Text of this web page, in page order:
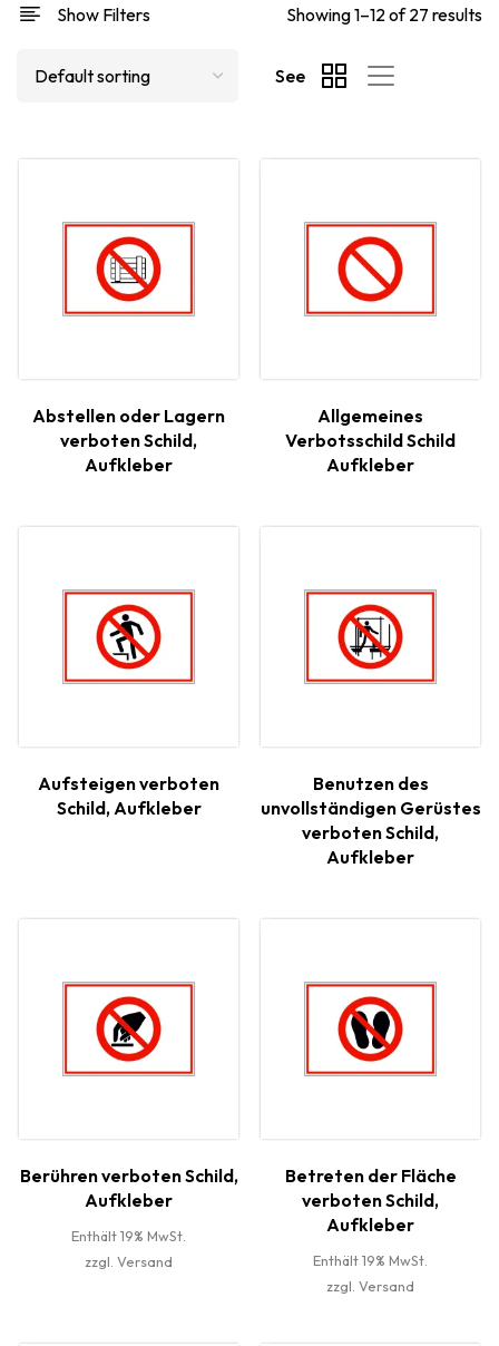
Show Filters Showing 1–12 of 27 results
See
Abstellen oder Lagern
verboten Schild,
Aufkleber
Allgemeines
Verbotsschild Schild
Aufkleber
Aufsteigen verboten
Schild, Aufkleber
Benutzen des
unvollständigen Gerüstes
verboten Schild,
Aufkleber
Berühren verboten Schild,
Aufkleber
Enthält 19% MwSt.
zzgl. Versand
Betreten der Fläche
verboten Schild,
Aufkleber
Enthält 19% MwSt.
zzgl. Versand